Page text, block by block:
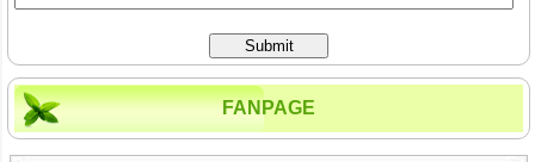
Submit
FANPAGE